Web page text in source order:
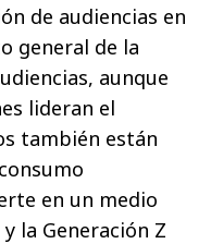
de audiencias en
general de la
aunque
lideran el
también están
en un medio
la Generación Z